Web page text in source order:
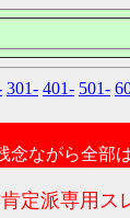
301- 401- 501-
念ながら全部
定派専用ス